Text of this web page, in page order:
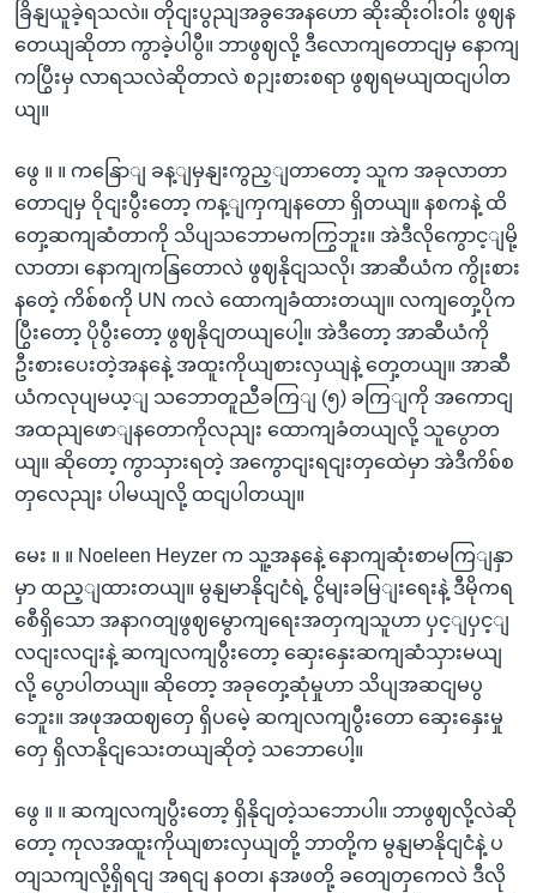
ခြိနျယူခဲ့ရသလဲ။ တိုငျးပွညျအခွအေနဟော ဆိုးဆိုးဝါးဝါး ဖွဈန
တေယျဆိုတာ ကွာခဲ့ပါပွီ။ ဘာဖွဈလို့ ဒီလောကျတောငျမှ နောကျ
ကပြွီးမှ လာရသလဲဆိုတာလဲ စဉျးစားစရာ ဖွဈရမယျထငျပါတ
ယျ။
ဖွေ ။ ။ ကနြောျ ခန့ျမှနျးကွည့ျတာတော့ သူက အခုလာတာ
တောငျမှ ဝိုငျးပွီးတော့ ကန့ျကှကျနတော ရှိတယျ။ နစကနဲ့ ထိ
တှေ့ဆကျဆံတာကို သိပျသဘောမကကြွဘူး။ အဲဒီလိုကွောင့ျမို့
လာတာ၊ နောကျကနြတောလဲ ဖွဈနိုငျသလို၊ အာဆီယံက ကွိုးစား
နတေဲ့ ကိစ်စကို UN ကလဲ ထောကျခံထားတယျ။ လကျတှေ့ပိုက
ပြွီးတော့ ပိုပွီးတော့ ဖွဈနိုငျတယျပေါ့။ အဲဒီတော့ အာဆီယံကို
ဦးစားပေးတဲ့အနနေဲ့ အထူးကိုယျစားလှယျနဲ့ တှေ့တယျ။ အာဆီ
ယံကလုပျမယ့ျ သဘောတူညီခကြျ (၅) ခကြျကို အကောငျ
အထညျဖောျနတောကိုလညျး ထောကျခံတယျလို့ သူပွောတ
ယျ။ ဆိုတော့ ကွာသှားရတဲ့ အကွောငျးရငျးတှထေဲမှာ အဲဒီကိစ်စ
တှလေညျး ပါမယျလို့ ထငျပါတယျ။
မေး ။ ။ Noeleen Heyzer က သူ့အနနေဲ့ နောကျဆုံးစာမကြျနှာ
မှာ ထည့ျထားတယျ။ မွနျမာနိုငျငံရဲ့ ငွိမျးခမြျးရေးနဲ့ ဒီမိုကရ
စေီရှိသော အနာဂတျဖွဈမွောကျရေးအတှကျသူဟာ ပှင့ျပှင့ျ
လငျးလငျးနဲ့ ဆကျလကျပွီးတော့ ဆှေးနှေးဆကျဆံသှားမယျ
လို့ ပွောပါတယျ။ ဆိုတော့ အခုတှေ့ဆုံမှုဟာ သိပျအဆငျမပွ
ဘေူး။ အဖုအထဈတှေ ရှိပမေဲ့ ဆကျလကျပွီးတော ဆှေးနှေးမှု
တှေ ရှိလာနိုငျသေးတယျဆိုတဲ့ သဘောပေါ့။
ဖွေ ။ ။ ဆကျလကျပွီးတော့ ရှိနိုငျတဲ့သဘောပါ။ ဘာဖွဈလို့လဲဆို
တော့ ကုလအထူးကိုယျစားလှယျတို့ ဘာတို့က မွနျမာနိုငျငံနဲ့ ပ
တျသကျလို့ရှိရငျ အရငျ နဝတ၊ နအဖတို့ ခတျေတှကေလဲ ဒီလို